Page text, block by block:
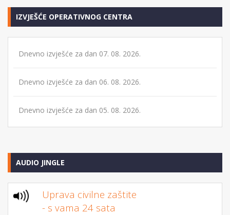
IZVJEŠĆE OPERATIVNOG CENTRA
Dnevno izvješće za dan 07. 08. 2026.
Dnevno izvješće za dan 06. 08. 2026.
Dnevno izvješće za dan 05. 08. 2026.
AUDIO JINGLE
Uprava civilne zaštite
- s vama 24 sata